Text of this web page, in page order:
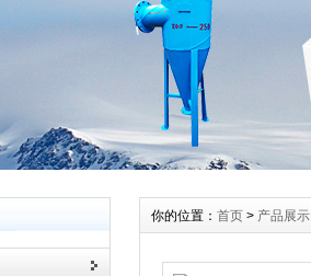
你的位置： 首页 > 产品展示